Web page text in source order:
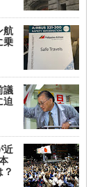
航
乗
議
迫
近